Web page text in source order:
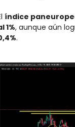
índice
1%, aunque aún
.